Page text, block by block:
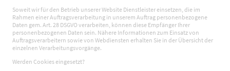
Soweit wir für den Betrieb unserer Website Dienstleister einsetzen, die im
Rahmen einer Auftragsverarbeitung in unserem Auftrag personenbezogene
Daten gem. Art. 28 DSGVO verarbeiten, können diese Empfänger Ihrer
personenbezogenen Daten sein. Nähere Informationen zum Einsatz von
Auftragsverarbeitern sowie von Webdiensten erhalten Sie in der Übersicht der
einzelnen Verarbeitungsvorgänge.
Werden Cookies eingesetzt?